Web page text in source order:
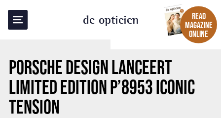
de opticien
READ
MAGAZINE
ONLINE
PORSCHE DESIGN LANCEERT
LIMITED EDITION P’8953 ICONIC
TENSION
BACK TO OVERVIEW